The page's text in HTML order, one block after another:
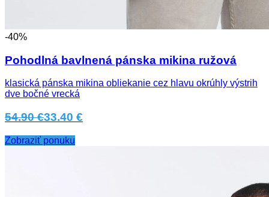
-40%
Pohodlná bavlnená pánska mikina ružová
klasická pánska mikina obliekanie cez hlavu okrúhly výstrih
dve bočné vrecká
54.90 €33.40 €
Zobraziť ponuku